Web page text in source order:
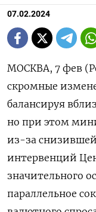
07.02.2024
МОСКВА, 7 фев
скромные
балансируя
но при этом
из-за
интервенций
значительного
параллельное